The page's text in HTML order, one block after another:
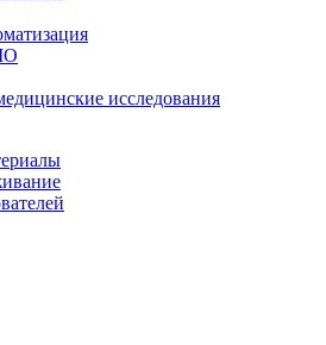
исследования